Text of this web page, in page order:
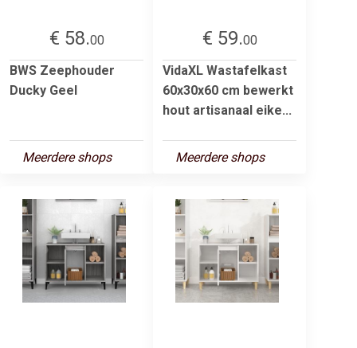
€ 58.00
BWS Zeephouder
Ducky Geel
Meerdere shops
€ 59.00
VidaXL Wastafelkast
60x30x60 cm bewerkt
hout artisanaal eike...
Meerdere shops